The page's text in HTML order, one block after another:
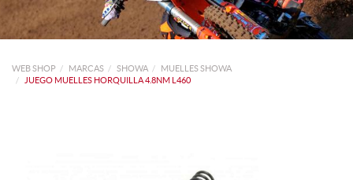
WEB SHOP MARCAS SHOWA
MUELLES SHOWA
JUEGO MUELLES HORQUILLA 4.8NM L460